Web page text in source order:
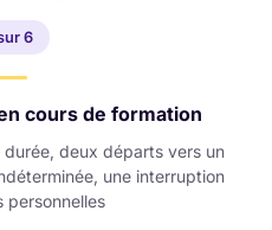
6
cours de formation
deux départs vers un
une interruption
personnelles